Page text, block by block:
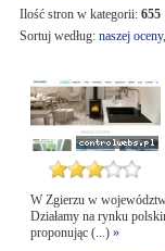
Ilość stron w kategorii: 655
Sortuj według: naszej oceny,
W Zgierzu w
Działamy na rynku
proponując (...) »